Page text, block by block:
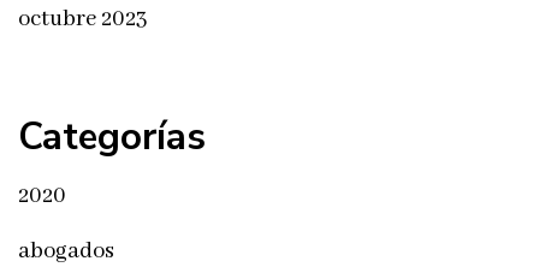
octubre 2023
Categorías
2020
abogados